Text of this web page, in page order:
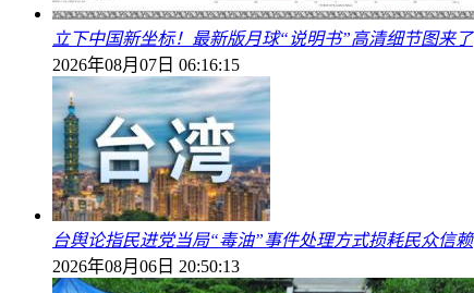
立下中国新坐标！最新版月球“说明书”高清细节图来了
2026年08月07日 06:16:15
台舆论指民进党当局“毒油”事件处理方式损耗民众信赖
2026年08月06日 20:50:13